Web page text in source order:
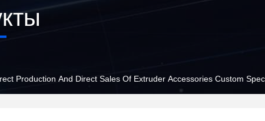
Production And Direct Sales Of Extruder Accessories Custom